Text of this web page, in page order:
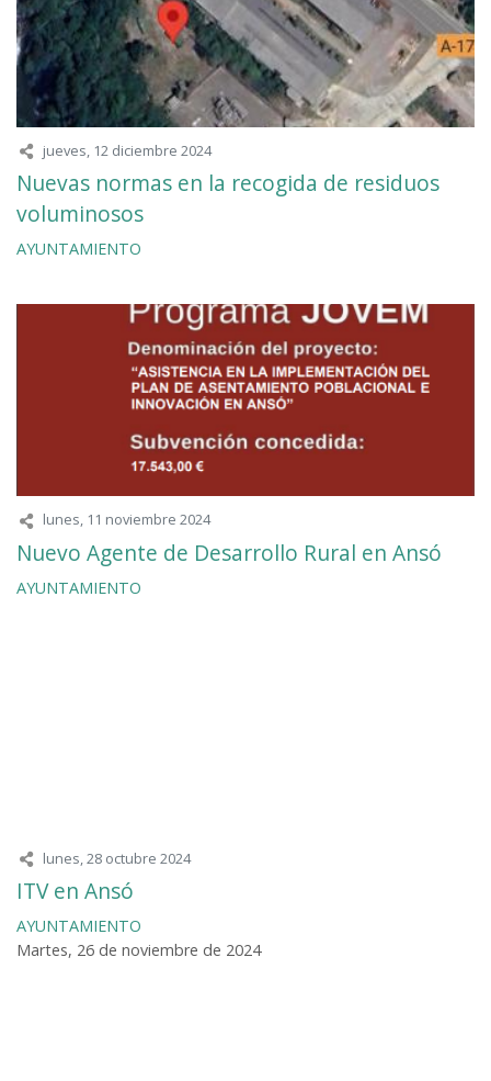
jueves, 12 diciembre 2024
Nuevas normas en la recogida de residuos
voluminosos
AYUNTAMIENTO
lunes, 11 noviembre 2024
Nuevo Agente de Desarrollo Rural en Ansó
AYUNTAMIENTO
lunes, 28 octubre 2024
ITV en Ansó
AYUNTAMIENTO
Martes, 26 de noviembre de 2024